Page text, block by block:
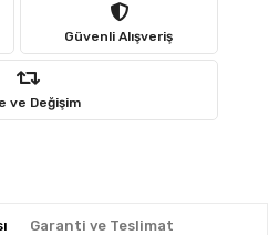
Güvenli Alışveriş
ve Değişim
Garanti ve Teslimat